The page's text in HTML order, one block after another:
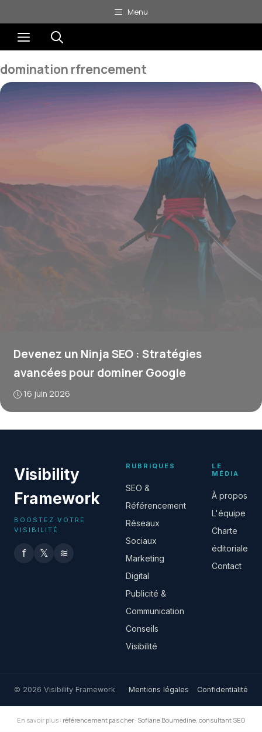
au
contenu
Menu
Menu
domination rfrencement
Devenez un Ninja SEO : Stratégies
avancées pour dominer Google
16 juin 2026
Visibility
Framework
BOOSTEZ VOTRE
VISIBILITÉ
f 𝕏 ≋
RUBRIQUES
SEO &
Référencement
Réseaux
Sociaux
Marketing
Digital
Publicité &
Communication
Conseils
Visibilité
LE
MÉDIA
À propos
L'équipe
Charte
éditoriale
Contact
© 2026 Visibility Framework Mentions légales Confidentialité
En savoir plus : référencement pas cher · Sofiane Boumedine, consultant SEO